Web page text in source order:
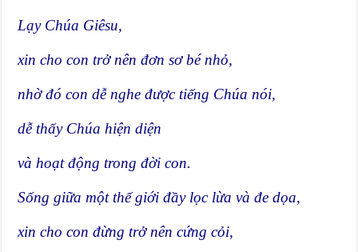
Lạy Chúa Giêsu,
xin cho con trở nên đơn sơ bé nhỏ,
nhờ đó con dễ nghe được tiếng Chúa nói,
dễ thấy Chúa hiện diện
và hoạt động trong đời con.
Sống giữa một thế giới đầy lọc lừa và đe dọa,
xin cho con đừng trở nên cứng cỏi,